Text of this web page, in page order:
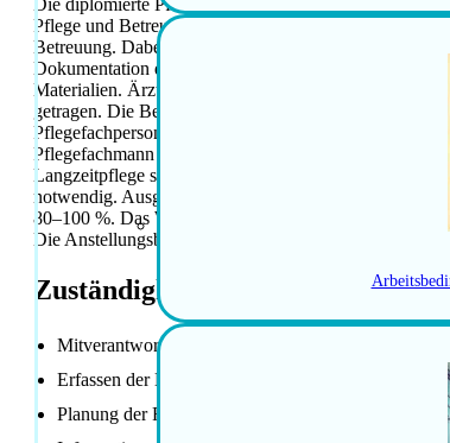
Pflege und Betreuung. Sie erfasst die Bedürfnisse der
Betreuung. Dabei informiert, instruiert und unterstützt
Dokumentation der Pflege- und Betreuungsleistungen
Materialien. Ärztliche Verordnungen werden
getragen. Die Begleitung, Motivation und
Pflegefachperson Langzeitpflege ab. Für diese
Pflegefachmann HF erforderlich. Berufserfahrung in
Langzeitpflege sind wünschenswert. Hohe
notwendig. Ausgeprägtes Dienstleistungsdenken
80–100 %. Das Wirkungsfeld ist interessant und
Die Anstellungsbedingungen sind zeitgemäss. Der
Zuständigkeiten / Hauptaufgaben
Mitverantwortung für bedarfs- und
Erfassen der Bedürfnisse der Bewohnerinnen und
Planung der Ressourcen für Pflege und Betreuung